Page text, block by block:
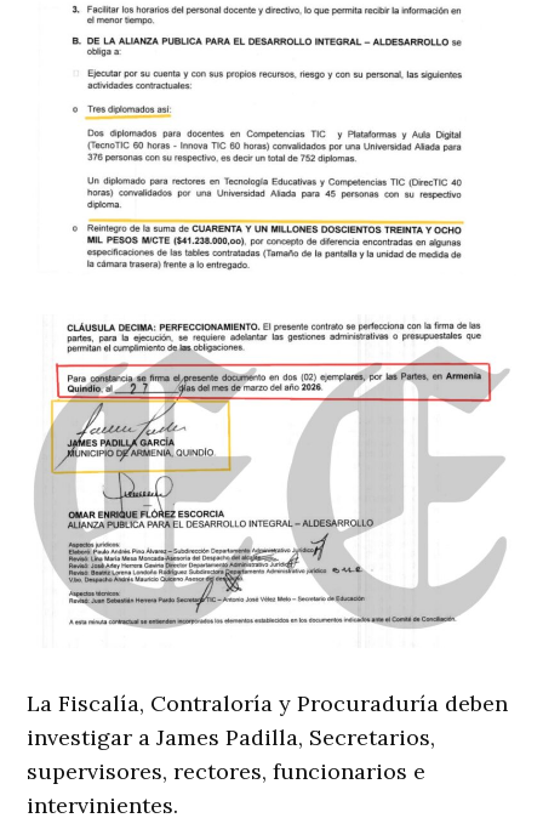
La Fiscalía, Contraloría y Procuraduría deben
investigar a James Padilla, Secretarios,
supervisores, rectores, funcionarios e
intervinientes.